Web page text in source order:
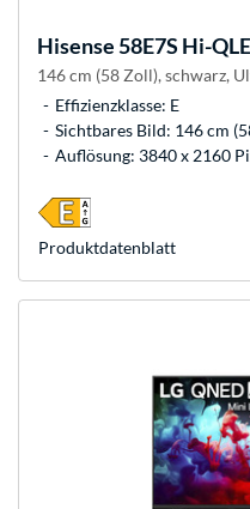
Hisense58E7S Hi-
146 cm (58 Zoll), schwarz,
Effizienzklasse: E
Sichtbares Bild: 146 cm
Auflösung: 3840 x 2160
Produkt­datenblatt